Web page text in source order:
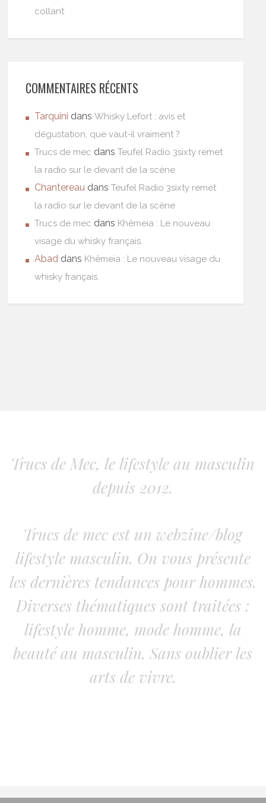
collant
COMMENTAIRES RÉCENTS
Tarquini dansWhisky Lefort : avis et
dégustation, que vaut-il vraiment ?
Trucs de mec dansTeufel Radio 3sixty remet
la radio sur le devant de la scène
Chantereau dansTeufel Radio 3sixty remet
la radio sur le devant de la scène
Trucs de mec dans Khêmeia : Le nouveau
visage du whisky français.
Abad dans Khêmeia : Le nouveau visage du
whisky français.
Trucs de Mec, le lifestyle au masculin
depuis 2012.
Trucs de mec est un webzine/blog
lifestyle masculin. On vous présente
les dernières tendances pour hommes.
Diverses thématiques sont traitées :
lifestyle homme, mode homme, la
beauté au masculin. Sans oublier les
arts de vivre.